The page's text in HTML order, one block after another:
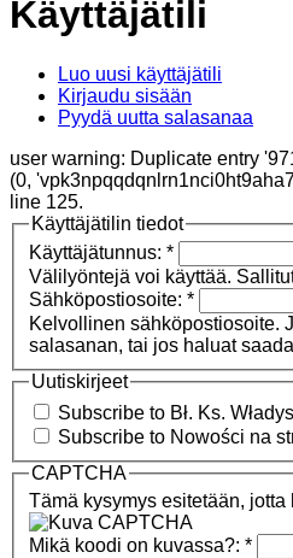
Käyttäjätili
Luo uusi käyttäjätili
Kirjaudu sisään
Pyydä uutta salasanaa
user warning: Duplicate entry
(0,
line 125.
Käyttäjätilin tiedot
Käyttäjätunnus: *
Välilyöntejä voi käyttää.
Sähköpostiosoite: *
Kelvollinen sähköpostiosoite.
salasanan, tai jos haluat
Uutiskirjeet
Subscribe to Bł. Ks.
Subscribe to Nowości na
CAPTCHA
Tämä kysymys esitetään,
Mikä koodi on kuvassa?: *